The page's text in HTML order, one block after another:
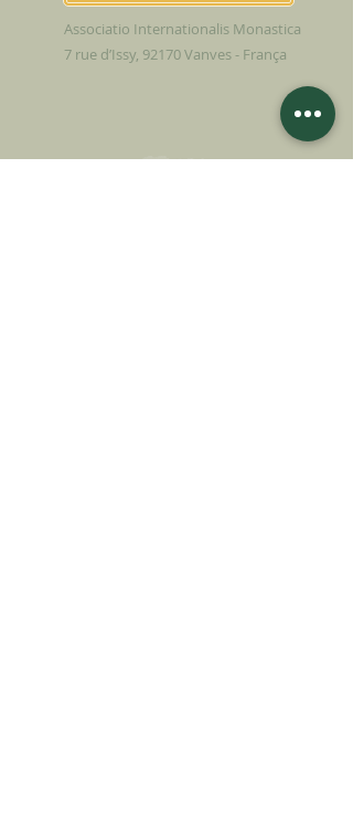
Associatio Internationalis Monastica
7 rue d’Issy, 92170 Vanves - França